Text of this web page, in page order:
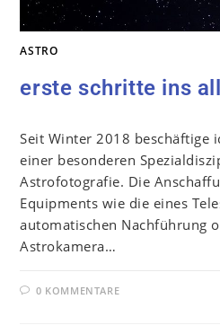
ASTRO
erste schritte ins all
Seit Winter 2018 beschäftige
einer besonderen
Astrofotografie. Die
Equipments wie die eines
automatischen Nachführung
Astrokamera…
0 KOMMENTARE